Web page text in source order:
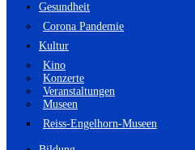
Gesundheit
Corona Pandemie
Kultur
Kino
Konzerte
Veranstaltungen
Museen
Reiss-Engelhorn-Museen